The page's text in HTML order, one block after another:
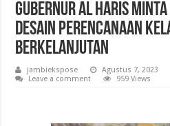
Gubernur Al Haris
Desain Perencanaan
Berkelanjutan
jambiekspose Agustus 7, 2023
Leave a comment
959 Views